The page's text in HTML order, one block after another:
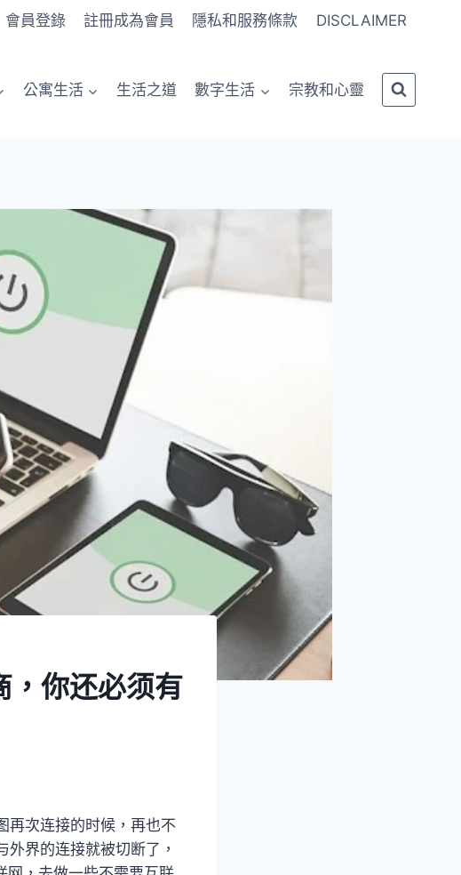
會員登錄 註冊成為會員 隱私和服務條款 DISCLAIMER
公寓生活 生活之道 數字生活 宗教和心靈
，你还必须有
再次连接的时候，再也不
界的连接就被切断了，